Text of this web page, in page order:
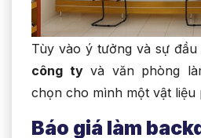
Tùy vào ý tưởng và sự đầu
công tyvà văn phòng
chọn cho mình một vật liệu
Báo giá làm